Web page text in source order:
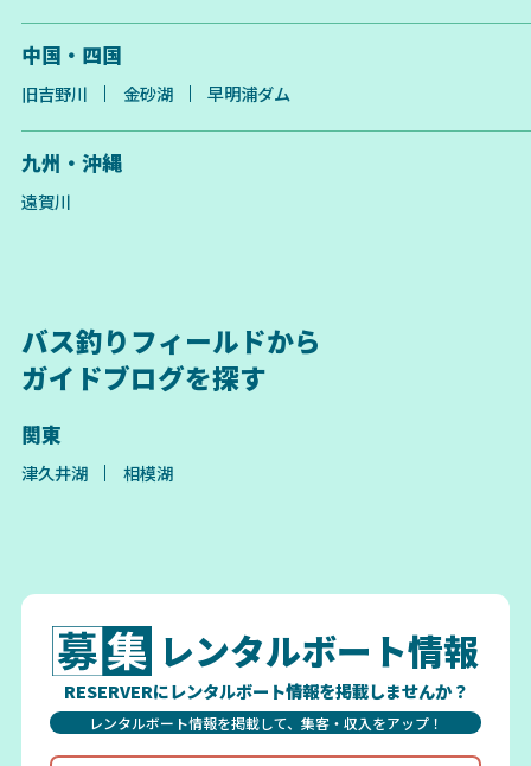
中国・四国
旧吉野川 金砂湖 早明浦ダム
九州・沖縄
遠賀川
バス釣りフィールドから
ガイドブログを探す
関東
津久井湖 相模湖
レンタルボート情報
RESERVERにレンタルボート情報を掲載しませんか？
レンタルボート情報を掲載して、集客・収入をアップ！